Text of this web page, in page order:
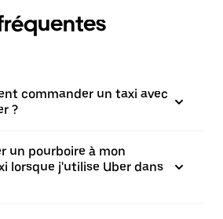
commander un taxi avec
?
un pourboire à mon
lorsque j'utilise Uber dans